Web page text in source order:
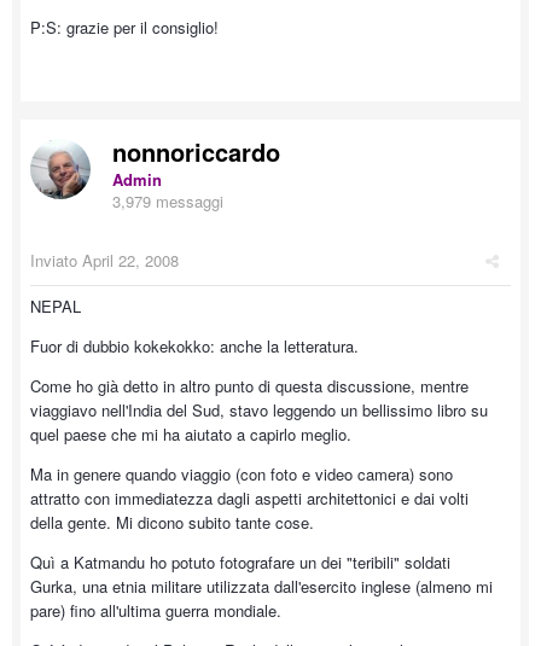
P:S: grazie per il consiglio!
nonnoriccardo
Admin
3,979 messaggi
Inviato April 22, 2008
NEPAL
Fuor di dubbio kokekokko: anche la letteratura.
Come ho già detto in altro punto di questa discussione, mentre
viaggiavo nell'India del Sud, stavo leggendo un bellissimo libro su
quel paese che mi ha aiutato a capirlo meglio.
Ma in genere quando viaggio (con foto e video camera) sono
attratto con immediatezza dagli aspetti architettonici e dai volti
della gente. Mi dicono subito tante cose.
Quì a Katmandu ho potuto fotografare un dei "teribili" soldati
Gurka, una etnia militare utilizzata dall'esercito inglese (almeno mi
pare) fino all'ultima guerra mondiale.